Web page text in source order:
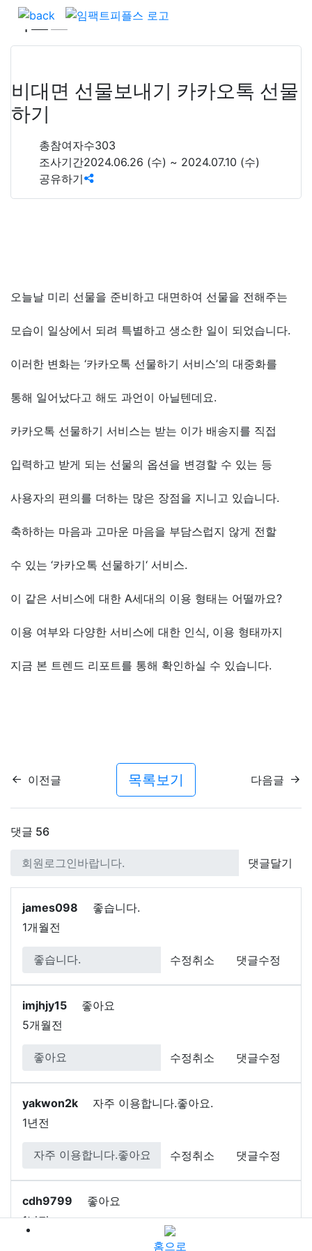
리포트
비대면 선물보내기 카카오톡 선물
하기
총참여자수303
조사기간2024.06.26 (수) ~ 2024.07.10 (수)
공유하기
오늘날 미리 선물을 준비하고 대면하여 선물을 전해주는
모습이 일상에서 되려 특별하고 생소한 일이 되었습니다.
이러한 변화는 ‘카카오톡 선물하기 서비스’의 대중화를
통해 일어났다고 해도 과언이 아닐텐데요.
카카오톡 선물하기 서비스는 받는 이가 배송지를 직접
입력하고 받게 되는 선물의 옵션을 변경할 수 있는 등
사용자의 편의를 더하는 많은 장점을 지니고 있습니다.
축하하는 마음과 고마운 마음을 부담스럽지 않게 전할
수 있는 ‘카카오톡 선물하기‘ 서비스.
이 같은 서비스에 대한 A세대의 이용 형태는 어떨까요?
이용 여부와 다양한 서비스에 대한 인식, 이용 형태까지
지금 본 트렌드 리포트를 통해 확인하실 수 있습니다.
이전글 목록보기 다음글
댓글 56
댓글달기
james098
좋습니다.
1개월전
수정취소 댓글수정
imjhjy15
좋아요
5개월전
수정취소 댓글수정
yakwon2k
자주 이용합니다.좋아요.
1년전
수정취소 댓글수정
cdh9799
좋아요
1년전
홈으로